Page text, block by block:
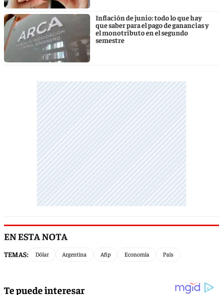
Inflación de junio: todo lo que hay
que saber para el pago de ganancias y
el monotributo en el segundo
semestre
EN ESTA NOTA
TEMAS: Dólar Argentina Afip Economía País